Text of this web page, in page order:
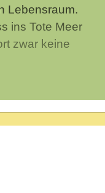
Lebensraum.
ins Tote Meer
zwar keine